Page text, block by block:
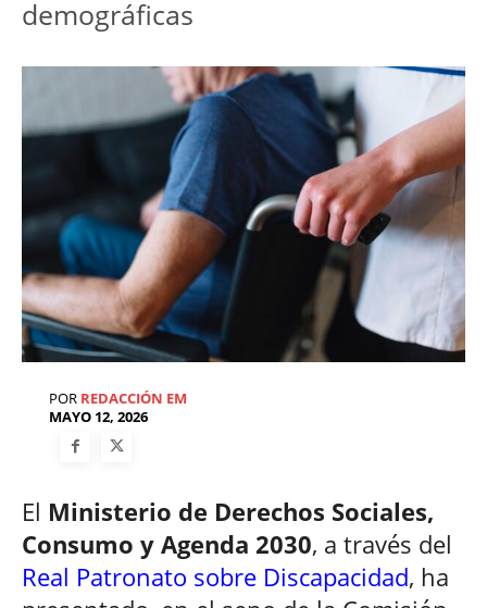
POR REDACCIÓN EM
MAYO 12, 2026
El Ministerio de Derechos Sociales,
Consumo y Agenda 2030, a través del
Real Patronato sobre Discapacidad, ha